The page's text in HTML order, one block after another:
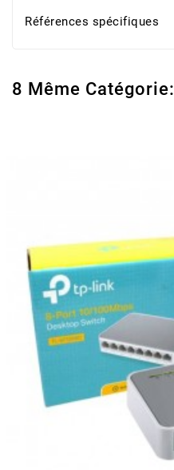
Références spécifiques
8 Même Catégorie: